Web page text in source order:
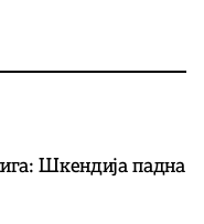
Шкендија падна